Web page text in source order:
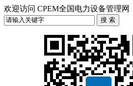
欢迎访问 CPEM全国电力设备管理网